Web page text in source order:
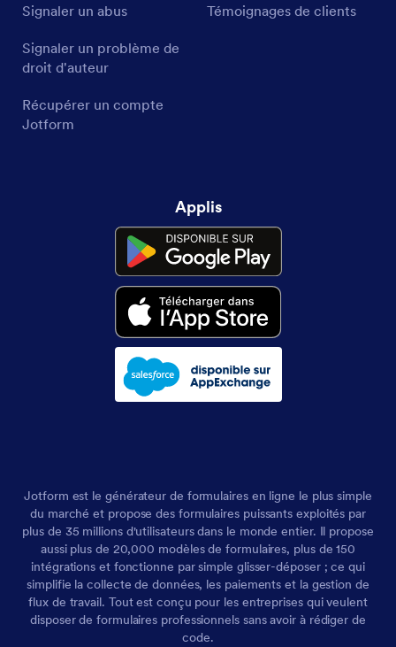
Signaler un abus
Signaler un problème de
droit d'auteur
Récupérer un compte
Jotform
Témoignages de clients
Applis
Jotform est le générateur de formulaires en ligne le plus simple
du marché et propose des formulaires puissants exploités par
plus de 35 millions d'utilisateurs dans le monde entier. Il propose
aussi plus de 20,000 modèles de formulaires, plus de 150
intégrations et fonctionne par simple glisser-déposer ; ce qui
simplifie la collecte de données, les paiements et la gestion de
flux de travail. Tout est conçu pour les entreprises qui veulent
disposer de formulaires professionnels sans avoir à rédiger de
code.